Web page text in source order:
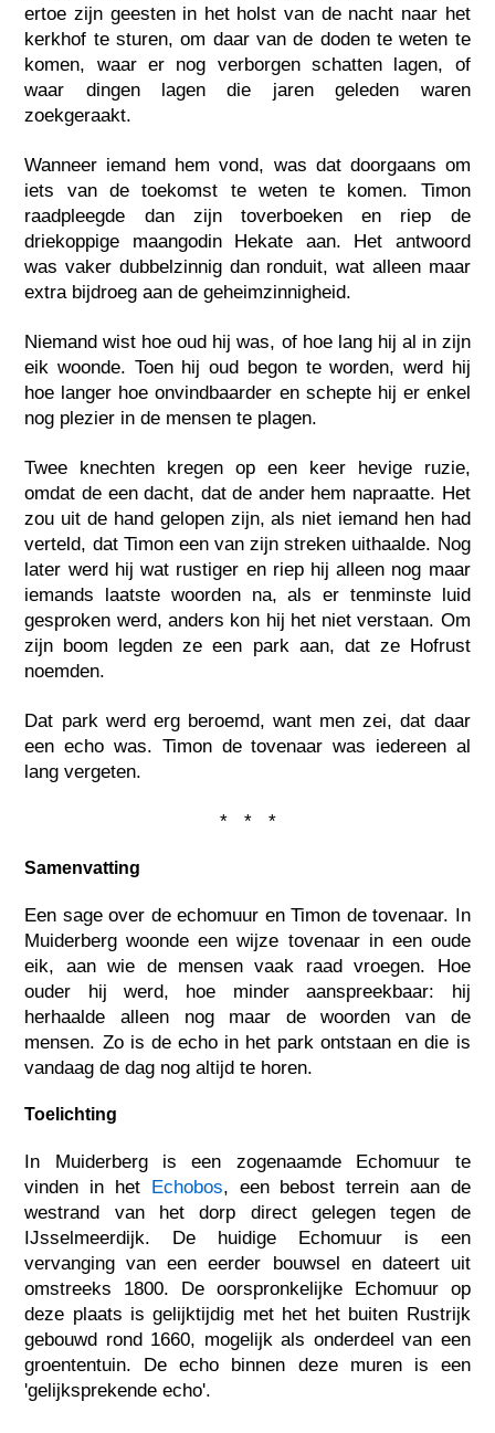
ertoe zijn geesten in het holst van de nacht naar het
kerkhof te sturen, om daar van de doden te weten te
komen, waar er nog verborgen schatten lagen, of
waar dingen lagen die jaren geleden waren
zoekgeraakt.
Wanneer iemand hem vond, was dat doorgaans om
iets van de toekomst te weten te komen. Timon
raadpleegde dan zijn toverboeken en riep de
driekoppige maangodin Hekate aan. Het antwoord
was vaker dubbelzinnig dan ronduit, wat alleen maar
extra bijdroeg aan de geheimzinnigheid.
Niemand wist hoe oud hij was, of hoe lang hij al in zijn
eik woonde. Toen hij oud begon te worden, werd hij
hoe langer hoe onvindbaarder en schepte hij er enkel
nog plezier in de mensen te plagen.
Twee knechten kregen op een keer hevige ruzie,
omdat de een dacht, dat de ander hem napraatte. Het
zou uit de hand gelopen zijn, als niet iemand hen had
verteld, dat Timon een van zijn streken uithaalde. Nog
later werd hij wat rustiger en riep hij alleen nog maar
iemands laatste woorden na, als er tenminste luid
gesproken werd, anders kon hij het niet verstaan. Om
zijn boom legden ze een park aan, dat ze Hofrust
noemden.
Dat park werd erg beroemd, want men zei, dat daar
een echo was. Timon de tovenaar was iedereen al
lang vergeten.
* * *
Samenvatting
Een sage over de echomuur en Timon de tovenaar. In
Muiderberg woonde een wijze tovenaar in een oude
eik, aan wie de mensen vaak raad vroegen. Hoe
ouder hij werd, hoe minder aanspreekbaar: hij
herhaalde alleen nog maar de woorden van de
mensen. Zo is de echo in het park ontstaan en die is
vandaag de dag nog altijd te horen.
Toelichting
In Muiderberg is een zogenaamde Echomuur te
vinden in het Echobos, een bebost terrein aan de
westrand van het dorp direct gelegen tegen de
IJsselmeerdijk. De huidige Echomuur is een
vervanging van een eerder bouwsel en dateert uit
omstreeks 1800. De oorspronkelijke Echomuur op
deze plaats is gelijktijdig met het het buiten Rustrijk
gebouwd rond 1660, mogelijk als onderdeel van een
groententuin. De echo binnen deze muren is een
'gelijksprekende echo'.